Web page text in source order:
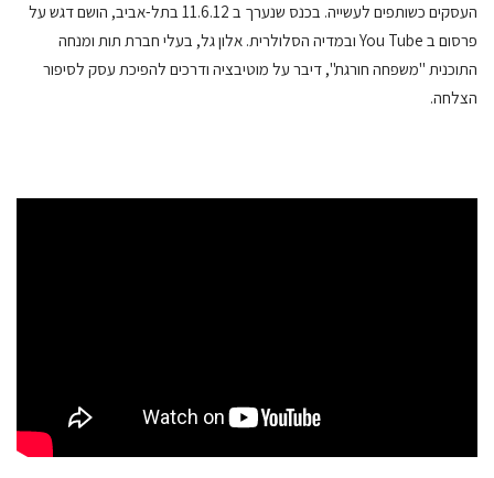
העסקים כשותפים לעשייה. בכנס שנערך ב 11.6.12 בתל-אביב, הושם דגש על
פרסום ב You Tube ובמדיה הסלולרית. אלון גל, בעלי חברת תות ומנחה
התוכנית "משפחה חורגת", דיבר על מוטיבציה ודרכים להפיכת עסק לסיפור
הצלחה.